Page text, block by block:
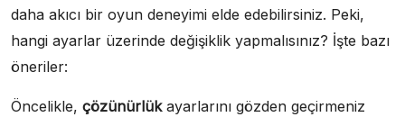
daha akıcı bir oyun deneyimi elde edebilirsiniz. Peki,
hangi ayarlar üzerinde değişiklik yapmalısınız? İşte bazı
öneriler:
Öncelikle, çözünürlükayarlarını gözden geçirmeniz